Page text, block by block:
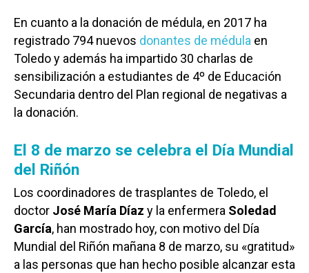
En cuanto a la donación de médula, en 2017 ha
registrado 794 nuevos donantes de médula en
Toledo y además ha impartido 30 charlas de
sensibilización a estudiantes de 4º de Educación
Secundaria dentro del Plan regional de negativas a
la donación.
El 8 de marzo se celebra el Día Mundial
del Riñón
Los coordinadores de trasplantes de Toledo, el
doctor José María Díaz y la enfermera Soledad
García, han mostrado hoy, con motivo del Día
Mundial del Riñón mañana 8 de marzo, su «gratitud»
a las personas que han hecho posible alcanzar esta